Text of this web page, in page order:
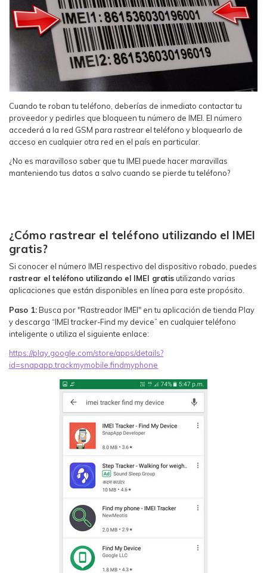
Cuando te roban tu teléfono, deberías de inmediato contactar tu
proveedor y pedirles que bloqueen tu número de IMEI. El número
accederá a la red GSM para rastrear el teléfono y bloquearlo de
acceso en cualquier otra red en el país en particular.
¿No es maravilloso saber que tu IMEI puede hacer maravillas
manteniendo tus datos a salvo cuando se pierde tu teléfono?
¿Cómo rastrear el teléfono utilizando el IMEI
gratis?
Si conocer el número IMEI respectivo del dispositivo robado, puedes
rastrear el teléfono utilizando el IMEI gratis utilizando varias
aplicaciones que están disponibles en línea para este propósito.
Paso 1: Busca por "Rastreador IMEI" en tu aplicación de tienda Play
y descarga “IMEI tracker-Find my device” en cualquier teléfono
inteligente o utiliza el siguiente enlace:
https://play.google.com/store/apps/details?
id=snapapp.trackmymobile.findmyphone